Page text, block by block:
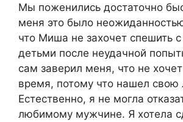
Мы поженились достаточно
меня это было
что Миша не захочет спешить
детьми после неудачной
сам заверил меня, что не
время, потому что нашел свою
Естественно, я не могла
любимому мужчине. Я хотела